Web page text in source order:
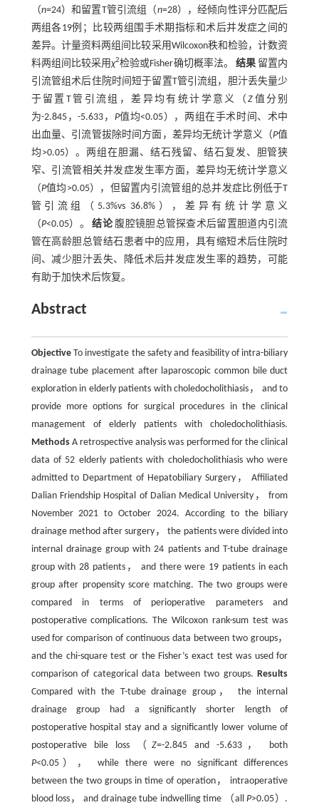
（n=24）和留置T管引流组（n=28），经倾向性评分匹配后
两组各19例；比较两组围手术期指标和术后并发症之间的
差异。计量资料两组间比较采用Wilcoxon秩和检验，计数资
料两组间比较采用χ2检验或Fisher确切概率法。结果 留置内
引流管组术后住院时间短于留置T管引流组，胆汁丢失量少
于留置T管引流组，差异均有统计学意义（Z 值分别
为-2.845，-5.633， P值均<0.05），两组在手术时间、术中
出血量、引流管拔除时间方面，差异均无统计学意义（P值
均>0.05）。两组在胆漏、结石残留、结石复发、胆管狭
窄、引流管相关并发症发生率方面，差异均无统计学意义
（P值均>0.05），但留置内引流管组的总并发症比例低于T
管引流组（5.3%vs 36.8%），差异有统计学意义
（P<0.05）。结论腹腔镜胆总管探查术后留置胆道内引流
管在高龄胆总管结石患者中的应用，具有缩短术后住院时
间、减少胆汁丢失、降低术后并发症发生率的趋势，可能
有助于加快术后恢复。
Abstract
ObjectiveTo investigate the safety and feasibility of intra-biliary
drainage tube placement after laparoscopic common bile duct
exploration in elderly patients with choledocholithiasis， and to
provide more options for surgical procedures in the clinical
management of elderly patients with choledocholithiasis.
MethodsA retrospective analysis was performed for the clinical
data of 52 elderly patients with choledocholithiasis who were
admitted to Department of Hepatobiliary Surgery， Affiliated
Dalian Friendship Hospital of Dalian Medical University， from
November 2021 to October 2024. According to the biliary
drainage method after surgery， the patients were divided into
internal drainage group with 24 patients and T-tube drainage
group with 28 patients， and there were 19 patients in each
group after propensity score matching. The two groups were
compared in terms of perioperative parameters and
postoperative complications. The Wilcoxon rank-sum test was
used for comparison of continuous data between two groups，
and the chi-square test or the Fisher’s exact test was used for
comparison of categorical data between two groups.Results
Compared with the T-tube drainage group， the internal
drainage group had a significantly shorter length of
postoperative hospital stay and a significantly lower volume of
postoperative bile loss （ Z=-2.845 and -5.633， both
P<0.05）， while there were no significant differences
between the two groups in time of operation， intraoperative
blood loss， and drainage tube indwelling time （allP>0.05）.